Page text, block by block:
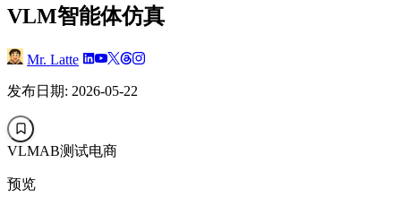
VLM智能体仿真
Mr. Latte
发布日期: 2026-05-22
VLMAB测试电商
预览